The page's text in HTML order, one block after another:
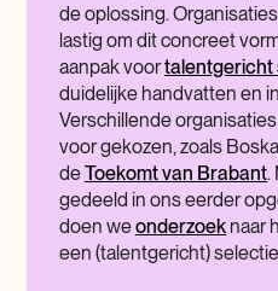
de oplossing.
lastig om dit concreet
aanpak voortalentgericht
duidelijke handvatten en
Verschillende
voor gekozen, zoals
deToekomt van Brabant.
gedeeld in ons eerder
doen weonderzoek naar
een (talentgericht)